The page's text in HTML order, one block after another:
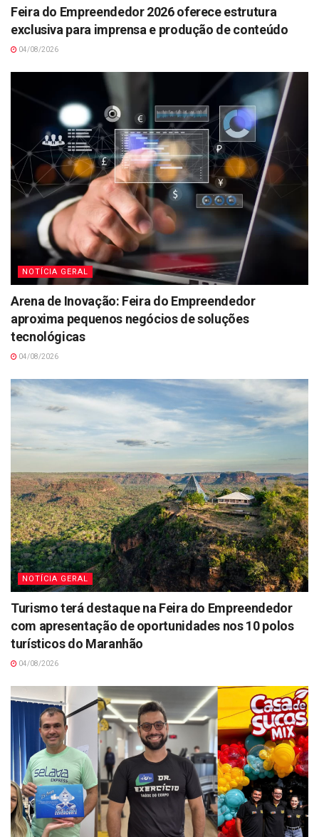
Feira do Empreendedor 2026 oferece estrutura
exclusiva para imprensa e produção de conteúdo
04/08/2026
NOTÍCIA GERAL
Arena de Inovação: Feira do Empreendedor
aproxima pequenos negócios de soluções
tecnológicas
04/08/2026
NOTÍCIA GERAL
Turismo terá destaque na Feira do Empreendedor
com apresentação de oportunidades nos 10 polos
turísticos do Maranhão
04/08/2026